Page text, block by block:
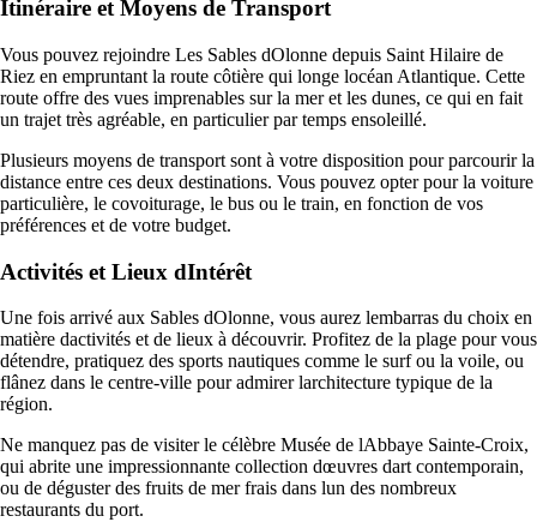
Itinéraire et Moyens de Transport
Vous pouvez rejoindre Les Sables dOlonne depuis Saint Hilaire de
Riez en empruntant la route côtière qui longe locéan Atlantique. Cette
route offre des vues imprenables sur la mer et les dunes, ce qui en fait
un trajet très agréable, en particulier par temps ensoleillé.
Plusieurs moyens de transport sont à votre disposition pour parcourir la
distance entre ces deux destinations. Vous pouvez opter pour la voiture
particulière, le covoiturage, le bus ou le train, en fonction de vos
préférences et de votre budget.
Activités et Lieux dIntérêt
Une fois arrivé aux Sables dOlonne, vous aurez lembarras du choix en
matière dactivités et de lieux à découvrir. Profitez de la plage pour vous
détendre, pratiquez des sports nautiques comme le surf ou la voile, ou
flânez dans le centre-ville pour admirer larchitecture typique de la
région.
Ne manquez pas de visiter le célèbre Musée de lAbbaye Sainte-Croix,
qui abrite une impressionnante collection dœuvres dart contemporain,
ou de déguster des fruits de mer frais dans lun des nombreux
restaurants du port.